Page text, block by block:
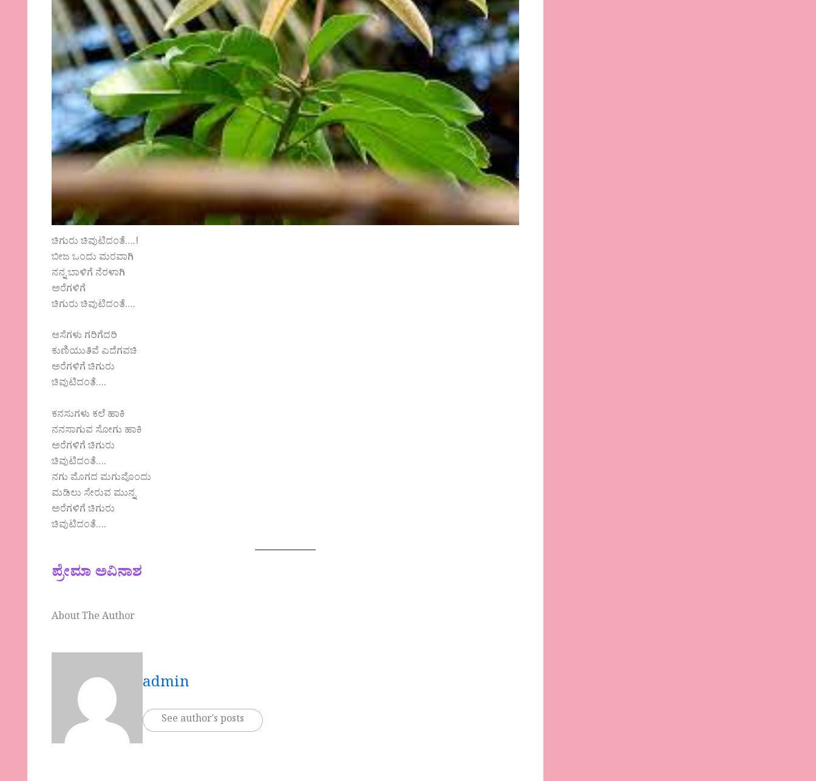
ಚಿಗುರು ಚಿವುಟಿದಂತೆ….!
ಬೀಜ ಒಂದು ಮರವಾಗಿ
ನನ್ನ ಬಾಳಿಗೆ ನೆರಳಾಗಿ
ಅರೆಗಳಿಗೆ
ಚಿಗುರು ಚಿವುಟಿದಂತೆ….
ಆಸೆಗಳು ಗರಿಗೆದರಿ
ಕುಣಿಯುತಿವೆ ಎದೆಗವಚಿ
ಅರೆಗಳಿಗೆ ಚಿಗುರು
ಚಿವುಟಿದಂತೆ….
ಕನಸುಗಳು ಕಲೆ ಹಾಕಿ
ನನಸಾಗುವ ಸೋಗು ಹಾಕಿ
ಅರೆಗಳಿಗೆ ಚಿಗುರು
ಚಿವುಟಿದಂತೆ….
ನಗು ಮೊಗದ ಮಗುವೊಂದು
ಮಡಿಲು ಸೇರುವ ಮುನ್ನ
ಅರೆಗಳಿಗೆ ಚಿಗುರು
ಚಿವುಟಿದಂತೆ….
ಪ್ರೇಮಾ ಅವಿನಾಶ
About The Author
admin
See author's posts